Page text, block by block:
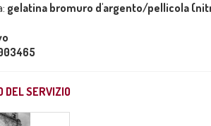
gelatina bromuro d'argento/pellicola
DEL SERVIZIO